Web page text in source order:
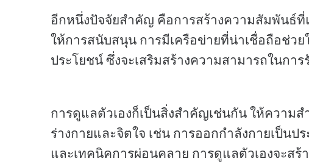
อีกหนึ่งปัจจัยสำคัญ คือการสร้างความสัมพันธ์
ให้การสนับสนุน การมีเครือข่ายที่น่าเชื่อถือช่ว
ประโยชน์ ซึ่งจะเสริมสร้างความสามารถในกา
การดูแลตัวเองก็เป็นสิ่งสำคัญเช่นกัน ให้ความ
ร่างกายและจิตใจ เช่น การออกกำลังกายเป็น
และเทคนิคการผ่อนคลาย การดูแลตัวเองจะส